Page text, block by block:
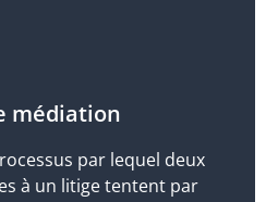
médiation
par lequel deux
à un litige tentent par